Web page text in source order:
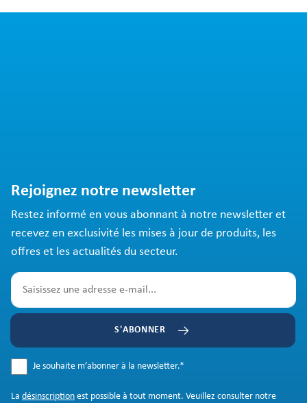
Rejoignez notre newsletter
Restez informé en vous abonnant à notre newsletter et
recevez en exclusivité les mises à jour de produits, les
offres et les actualités du secteur.
S'ABONNER
Je souhaite m’abonner à la newsletter.*
La désinscription est possible à tout moment. Veuillez consulter notre